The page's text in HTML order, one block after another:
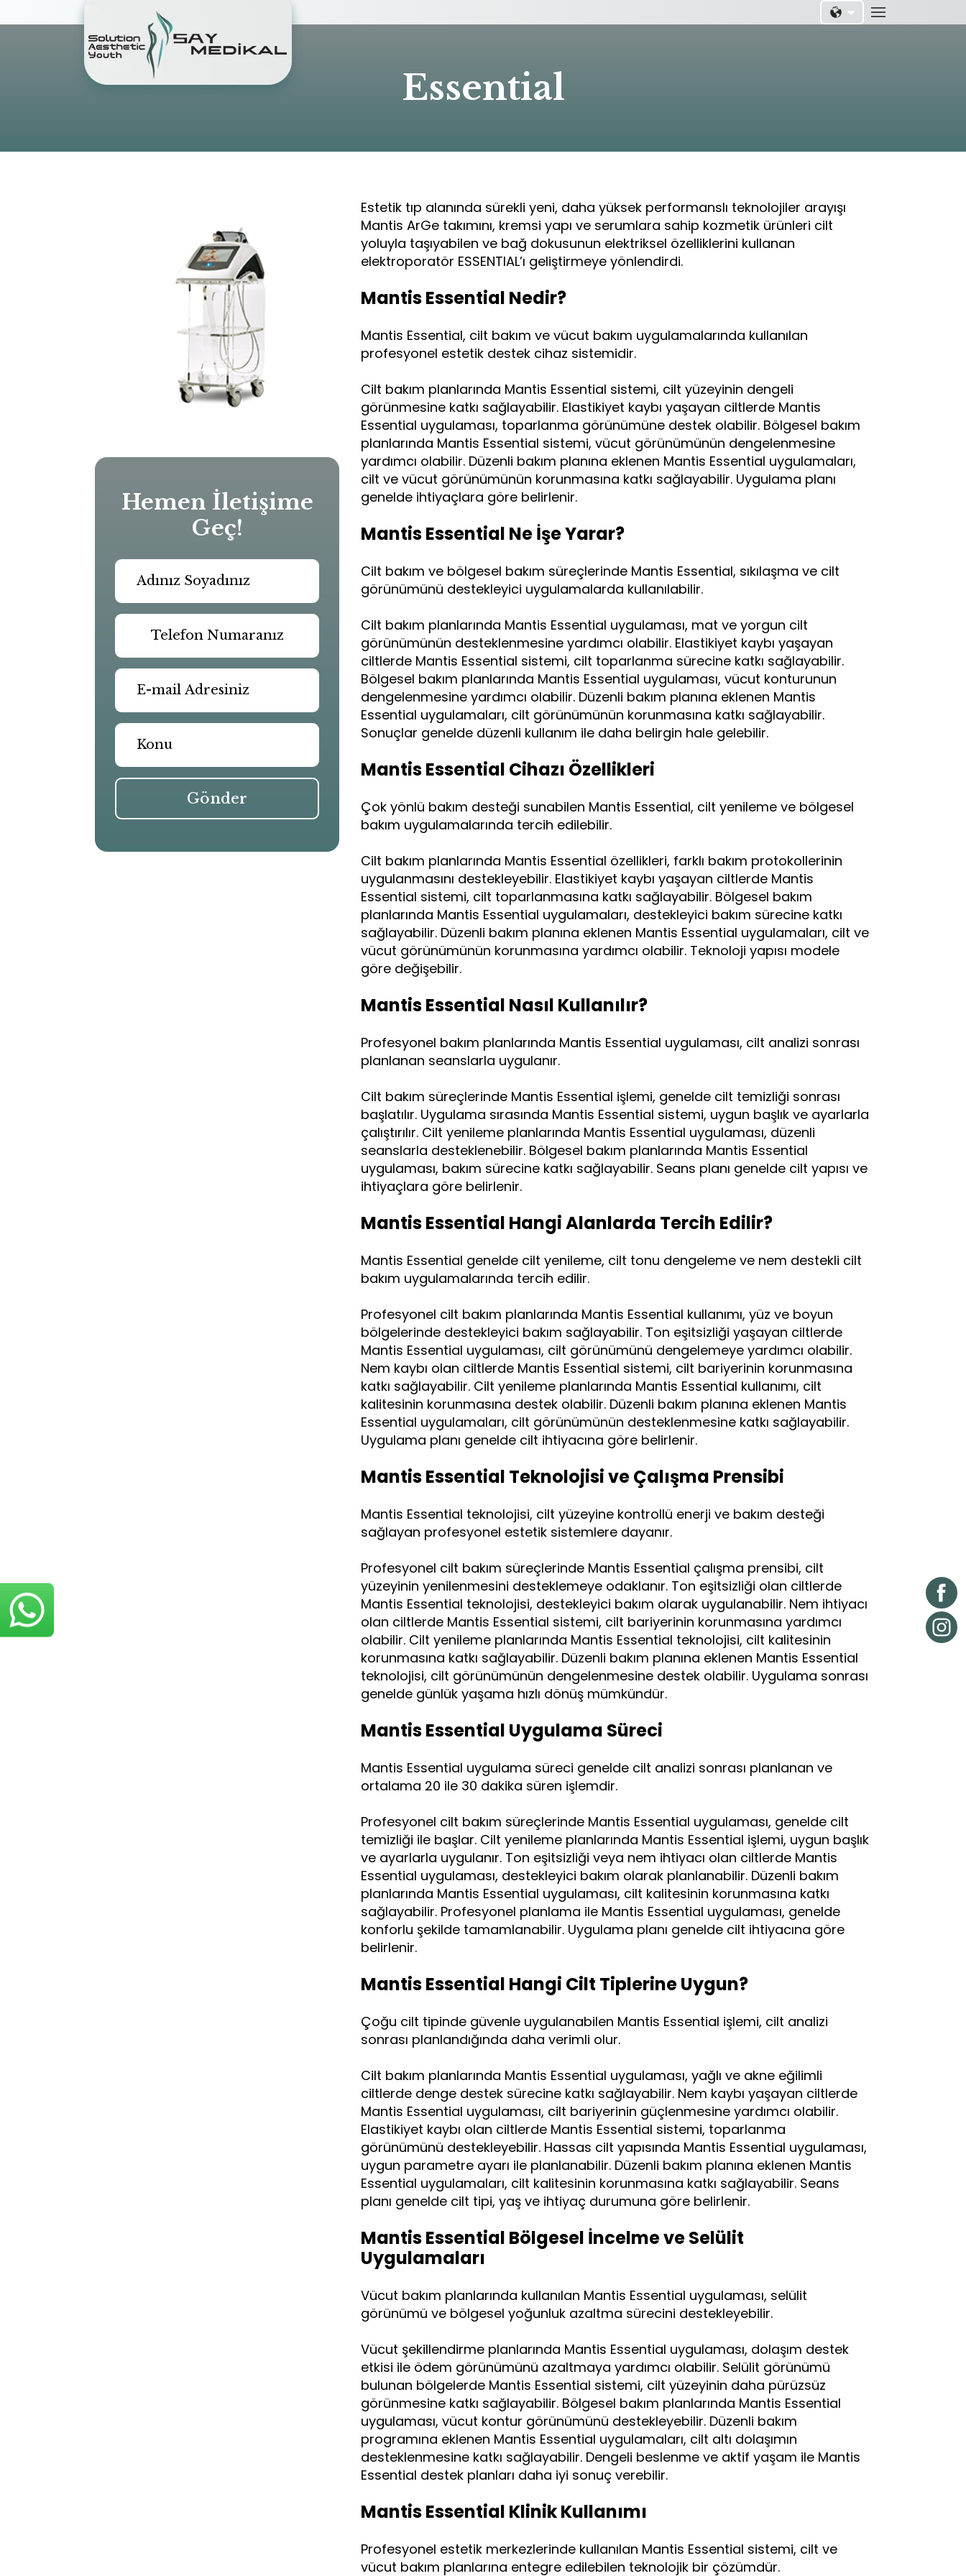
Essential
Hemen İletişime
Geç!
Gönder
Estetik tıp alanında sürekli yeni, daha yüksek performanslı teknolojiler arayışı
Mantis ArGe takımını, kremsi yapı ve serumlara sahip kozmetik ürünleri cilt
yoluyla taşıyabilen ve bağ dokusunun elektriksel özelliklerini kullanan
elektroporatör ESSENTIAL’ı geliştirmeye yönlendirdi.
Mantis Essential Nedir?
Mantis Essential, cilt bakım ve vücut bakım uygulamalarında kullanılan
profesyonel estetik destek cihaz sistemidir.
Cilt bakım planlarında Mantis Essential sistemi, cilt yüzeyinin dengeli
görünmesine katkı sağlayabilir. Elastikiyet kaybı yaşayan ciltlerde Mantis
Essential uygulaması, toparlanma görünümüne destek olabilir. Bölgesel bakım
planlarında Mantis Essential sistemi, vücut görünümünün dengelenmesine
yardımcı olabilir. Düzenli bakım planına eklenen Mantis Essential uygulamaları,
cilt ve vücut görünümünün korunmasına katkı sağlayabilir. Uygulama planı
genelde ihtiyaçlara göre belirlenir.
Mantis Essential Ne İşe Yarar?
Cilt bakım ve bölgesel bakım süreçlerinde Mantis Essential, sıkılaşma ve cilt
görünümünü destekleyici uygulamalarda kullanılabilir.
Cilt bakım planlarında Mantis Essential uygulaması, mat ve yorgun cilt
görünümünün desteklenmesine yardımcı olabilir. Elastikiyet kaybı yaşayan
ciltlerde Mantis Essential sistemi, cilt toparlanma sürecine katkı sağlayabilir.
Bölgesel bakım planlarında Mantis Essential uygulaması, vücut konturunun
dengelenmesine yardımcı olabilir. Düzenli bakım planına eklenen Mantis
Essential uygulamaları, cilt görünümünün korunmasına katkı sağlayabilir.
Sonuçlar genelde düzenli kullanım ile daha belirgin hale gelebilir.
Mantis Essential Cihazı Özellikleri
Çok yönlü bakım desteği sunabilen Mantis Essential, cilt yenileme ve bölgesel
bakım uygulamalarında tercih edilebilir.
Cilt bakım planlarında Mantis Essential özellikleri, farklı bakım protokollerinin
uygulanmasını destekleyebilir. Elastikiyet kaybı yaşayan ciltlerde Mantis
Essential sistemi, cilt toparlanmasına katkı sağlayabilir. Bölgesel bakım
planlarında Mantis Essential uygulamaları, destekleyici bakım sürecine katkı
sağlayabilir. Düzenli bakım planına eklenen Mantis Essential uygulamaları, cilt ve
vücut görünümünün korunmasına yardımcı olabilir. Teknoloji yapısı modele
göre değişebilir.
Mantis Essential Nasıl Kullanılır?
Profesyonel bakım planlarında Mantis Essential uygulaması, cilt analizi sonrası
planlanan seanslarla uygulanır.
Cilt bakım süreçlerinde Mantis Essential işlemi, genelde cilt temizliği sonrası
başlatılır. Uygulama sırasında Mantis Essential sistemi, uygun başlık ve ayarlarla
çalıştırılır. Cilt yenileme planlarında Mantis Essential uygulaması, düzenli
seanslarla desteklenebilir. Bölgesel bakım planlarında Mantis Essential
uygulaması, bakım sürecine katkı sağlayabilir. Seans planı genelde cilt yapısı ve
ihtiyaçlara göre belirlenir.
Mantis Essential Hangi Alanlarda Tercih Edilir?
Mantis Essential genelde cilt yenileme, cilt tonu dengeleme ve nem destekli cilt
bakım uygulamalarında tercih edilir.
Profesyonel cilt bakım planlarında Mantis Essential kullanımı, yüz ve boyun
bölgelerinde destekleyici bakım sağlayabilir. Ton eşitsizliği yaşayan ciltlerde
Mantis Essential uygulaması, cilt görünümünü dengelemeye yardımcı olabilir.
Nem kaybı olan ciltlerde Mantis Essential sistemi, cilt bariyerinin korunmasına
katkı sağlayabilir. Cilt yenileme planlarında Mantis Essential kullanımı, cilt
kalitesinin korunmasına destek olabilir. Düzenli bakım planına eklenen Mantis
Essential uygulamaları, cilt görünümünün desteklenmesine katkı sağlayabilir.
Uygulama planı genelde cilt ihtiyacına göre belirlenir.
Mantis Essential Teknolojisi ve Çalışma Prensibi
Mantis Essential teknolojisi, cilt yüzeyine kontrollü enerji ve bakım desteği
sağlayan profesyonel estetik sistemlere dayanır.
Profesyonel cilt bakım süreçlerinde Mantis Essential çalışma prensibi, cilt
yüzeyinin yenilenmesini desteklemeye odaklanır. Ton eşitsizliği olan ciltlerde
Mantis Essential teknolojisi, destekleyici bakım olarak uygulanabilir. Nem ihtiyacı
olan ciltlerde Mantis Essential sistemi, cilt bariyerinin korunmasına yardımcı
olabilir. Cilt yenileme planlarında Mantis Essential teknolojisi, cilt kalitesinin
korunmasına katkı sağlayabilir. Düzenli bakım planına eklenen Mantis Essential
teknolojisi, cilt görünümünün dengelenmesine destek olabilir. Uygulama sonrası
genelde günlük yaşama hızlı dönüş mümkündür.
Mantis Essential Uygulama Süreci
Mantis Essential uygulama süreci genelde cilt analizi sonrası planlanan ve
ortalama 20 ile 30 dakika süren işlemdir.
Profesyonel cilt bakım süreçlerinde Mantis Essential uygulaması, genelde cilt
temizliği ile başlar. Cilt yenileme planlarında Mantis Essential işlemi, uygun başlık
ve ayarlarla uygulanır. Ton eşitsizliği veya nem ihtiyacı olan ciltlerde Mantis
Essential uygulaması, destekleyici bakım olarak planlanabilir. Düzenli bakım
planlarında Mantis Essential uygulaması, cilt kalitesinin korunmasına katkı
sağlayabilir. Profesyonel planlama ile Mantis Essential uygulaması, genelde
konforlu şekilde tamamlanabilir. Uygulama planı genelde cilt ihtiyacına göre
belirlenir.
Mantis Essential Hangi Cilt Tiplerine Uygun?
Çoğu cilt tipinde güvenle uygulanabilen Mantis Essential işlemi, cilt analizi
sonrası planlandığında daha verimli olur.
Cilt bakım planlarında Mantis Essential uygulaması, yağlı ve akne eğilimli
ciltlerde denge destek sürecine katkı sağlayabilir. Nem kaybı yaşayan ciltlerde
Mantis Essential uygulaması, cilt bariyerinin güçlenmesine yardımcı olabilir.
Elastikiyet kaybı olan ciltlerde Mantis Essential sistemi, toparlanma
görünümünü destekleyebilir. Hassas cilt yapısında Mantis Essential uygulaması,
uygun parametre ayarı ile planlanabilir. Düzenli bakım planına eklenen Mantis
Essential uygulamaları, cilt kalitesinin korunmasına katkı sağlayabilir. Seans
planı genelde cilt tipi, yaş ve ihtiyaç durumuna göre belirlenir.
Mantis Essential Bölgesel İncelme ve Selülit
Uygulamaları
Vücut bakım planlarında kullanılan Mantis Essential uygulaması, selülit
görünümü ve bölgesel yoğunluk azaltma sürecini destekleyebilir.
Vücut şekillendirme planlarında Mantis Essential uygulaması, dolaşım destek
etkisi ile ödem görünümünü azaltmaya yardımcı olabilir. Selülit görünümü
bulunan bölgelerde Mantis Essential sistemi, cilt yüzeyinin daha pürüzsüz
görünmesine katkı sağlayabilir. Bölgesel bakım planlarında Mantis Essential
uygulaması, vücut kontur görünümünü destekleyebilir. Düzenli bakım
programına eklenen Mantis Essential uygulamaları, cilt altı dolaşımın
desteklenmesine katkı sağlayabilir. Dengeli beslenme ve aktif yaşam ile Mantis
Essential destek planları daha iyi sonuç verebilir.
Mantis Essential Klinik Kullanımı
Profesyonel estetik merkezlerinde kullanılan Mantis Essential sistemi, cilt ve
vücut bakım planlarına entegre edilebilen teknolojik bir çözümdür.